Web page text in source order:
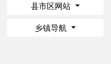
县市区网站
乡镇导航